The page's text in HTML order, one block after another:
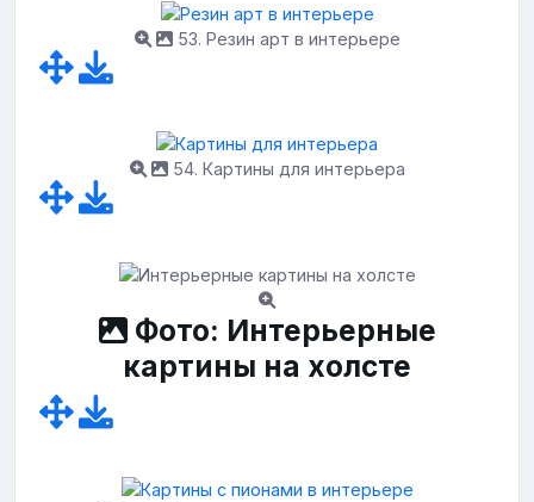
53. Резин арт в интерьере
54. Картины для интерьера
Фото: Интерьерные
картины на холсте